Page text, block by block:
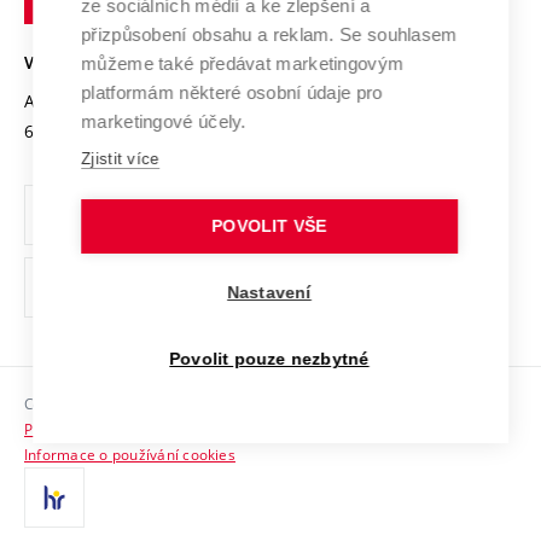
Open Science
Projekty
Projekty ze strukturálních fondů
Specifický výzkum
Univerzitní sítě
Bezpečná univerzita
Vyznamenání
Organizační struktura
Ochrana osobních údajů
odkaz)
Sociální bezpečí
HR Award
Kontakty
VYSOKÉ UČENÍ TECHNICKÉ V BRNĚ
Antonínská 548/1
602 00 Brno
www.vut.cz
vut@vutbr.cz
Copyright © 2026 VUT
Prohlášení o přístupnosti
Informace o používání cookies
ze sociálních médií a ke zlepšení a
přizpůsobení obsahu a reklam. Se souhlasem
můžeme také předávat marketingovým
platformám některé osobní údaje pro
marketingové účely.
Zjistit více
POVOLIT VŠE
Nastavení
Povolit pouze nezbytné